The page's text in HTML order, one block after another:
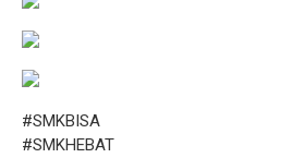
#SMKBISA
#SMKHEBAT